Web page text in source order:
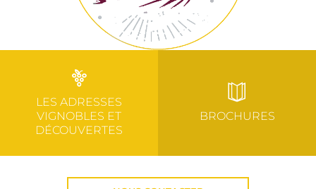
LES ADRESSES
VIGNOBLES ET
DÉCOUVERTES
BROCHURES